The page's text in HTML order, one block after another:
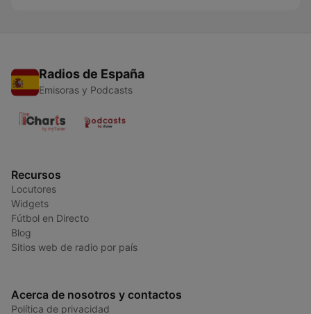
Radios de España
Emisoras y Podcasts
Recursos
Locutores
Widgets
Fútbol en Directo
Blog
Sitios web de radio por país
Acerca de nosotros y contactos
Política de privacidad